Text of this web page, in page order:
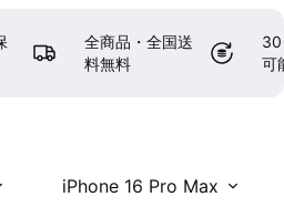
全商品・全国送
料無料
30
可
iPhone 16 Pro Max